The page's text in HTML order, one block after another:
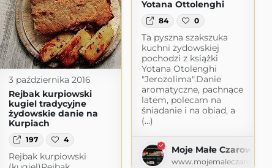
Yotana Ottolenghi
84 0
Ta pyszna szakszuka
kuchni żydowskiej
pochodzi z książki
Yotana Otolenghi
"Jerozolima".Danie
aromatyczne, pachnące
latem, polecam na
śniadanie i na obiad, a
(...)
Moje Małe Czarowanie
3 października 2016
Rejbak kurpiowski
kugiel tradycyjne
żydowskie danie na
Kurpiach
197 4
Rejbak kurpiowski